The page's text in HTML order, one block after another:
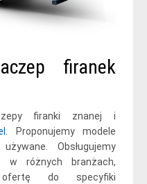
firanek
firanki znanej i
. Proponujemy modele
Obsługujemy
w różnych branżach,
ofertę do specyfiki